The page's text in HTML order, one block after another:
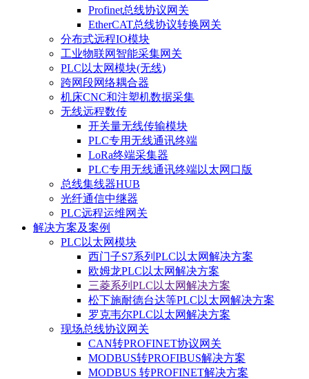
Profinet总线协议网关
EtherCAT总线协议转换网关
分布式远程IO模块
工业物联网智能采集网关
PLC以太网模块(无线)
跨网段网络耦合器
机床CNC和注塑机数据采集
无线远程数传
开关量无线传输模块
PLC专用无线通讯终端
LoRa终端采集器
PLC专用无线通讯终端以太网口版
总线集线器HUB
光纤通信中继器
PLC远程运维网关
解决方案及案例
PLC以太网模块
西门子S7系列PLC以太网解决方案
欧姆龙PLC以太网解决方案
三菱系列PLC以太网解决方案
松下施耐德台达等PLC以太网解决方案
罗克韦尔PLC以太网解决方案
现场总线协议网关
CAN转PROFINET协议网关
MODBUS转PROFIBUS解决方案
MODBUS 转PROFINET解决方案